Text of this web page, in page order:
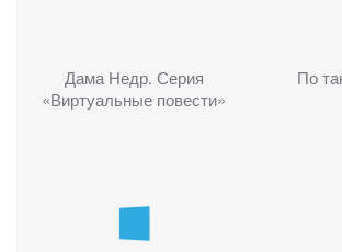
Дама Недр. Серия
«Виртуальные повести»
По